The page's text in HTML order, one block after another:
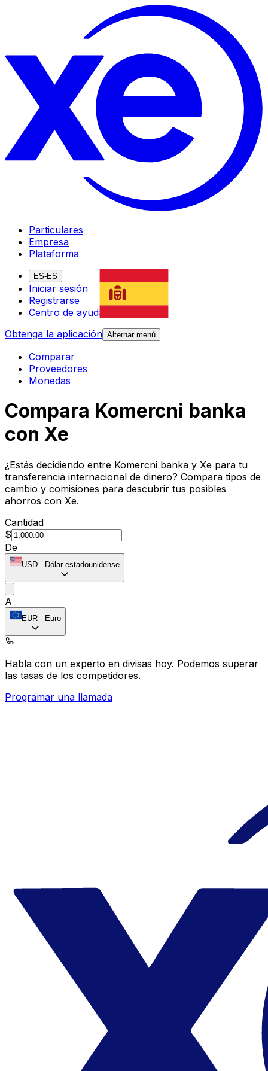
Particulares
Empresa
Plataforma
ES-ES
Iniciar sesión
Registrarse
Centro de ayuda
Obtenga la aplicación Alternar menú
Comparar
Proveedores
Monedas
Compara Komercni banka
con Xe
¿Estás decidiendo entre Komercni banka y Xe para tu
transferencia internacional de dinero? Compara tipos de
cambio y comisiones para descubrir tus posibles
ahorros con Xe.
Cantidad
$
De
USD - Dólar estadounidense
A
EUR - Euro
Habla con un experto en divisas hoy. Podemos superar
las tasas de los competidores.
Programar una llamada